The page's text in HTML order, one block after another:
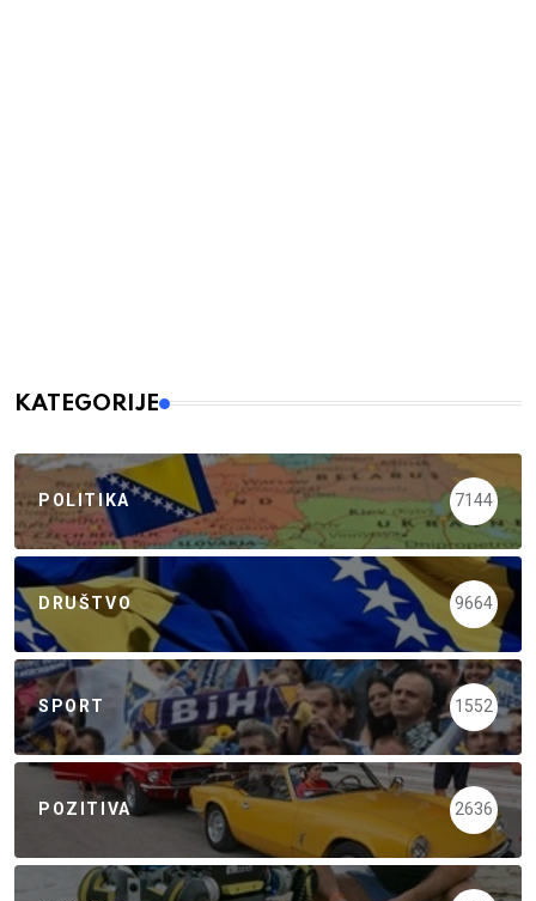
KATEGORIJE
POLITIKA 7144
DRUŠTVO 9664
SPORT 1552
POZITIVA 2636